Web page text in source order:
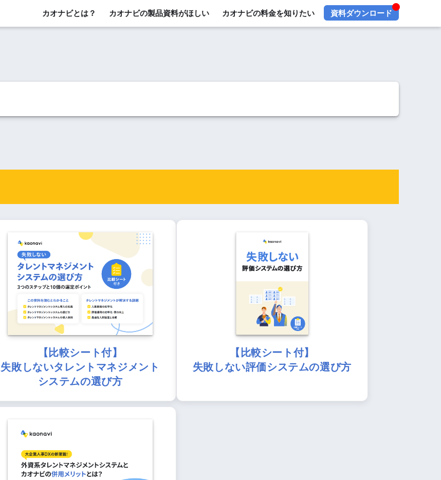
カオナビとは？ カオナビの製品資料がほしい カオナビの料金を知りたい 資料ダウンロード
【比較シート付】
失敗しないタレントマネジメント
システムの選び方
【比較シート付】
失敗しない評価システムの選び方